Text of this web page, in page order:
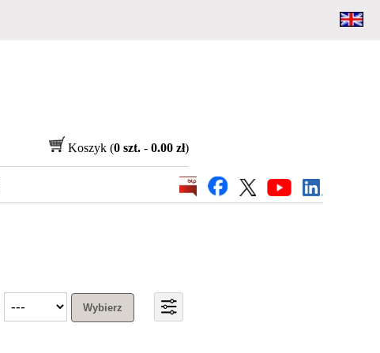
Koszyk (0 szt. - 0.00 zł)
Wybierz